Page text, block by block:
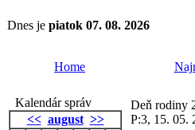
Dnes je piatok 07. 08. 2026
Home
Kalendár správ
<< august >>
Deň rodiny
P:3, 15. 05.